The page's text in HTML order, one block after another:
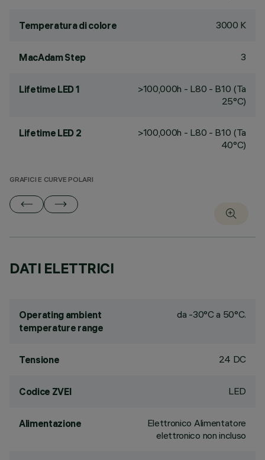
Temperatura di colore 3000 K
MacAdam Step 3
Lifetime LED 1
>100,000h - L80 - B10 (Ta
25°C)
Lifetime LED 2
>100,000h - L80 - B10 (Ta
40°C)
GRAFICI E CURVE POLARI
DATI ELETTRICI
Operating ambient
temperature range
da -30°C a 50°C.
Tensione 24 DC
Codice ZVEI LED
Alimentazione
Elettronico Alimentatore
elettronico non incluso